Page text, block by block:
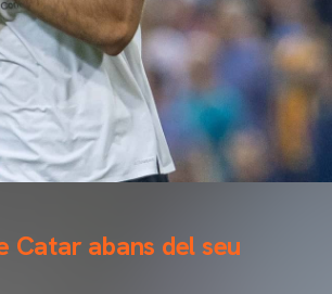
Catar abans del seu